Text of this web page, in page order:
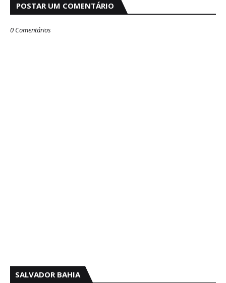
POSTAR UM COMENTÁRIO
0 Comentários
SALVADOR BAHIA